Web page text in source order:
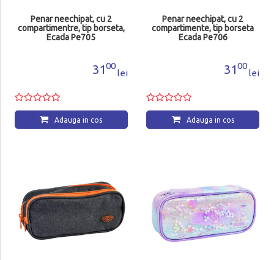
Penar neechipat, cu 2
compartimentre, tip borseta,
Ecada Pe705
3100
lei
Adauga in cos
Penar neechipat, cu 2
compartimente, tip borseta
Ecada Pe706
3100
lei
Adauga in cos